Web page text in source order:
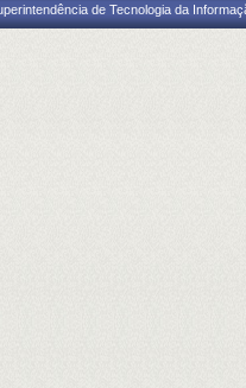
de Tecnologia da